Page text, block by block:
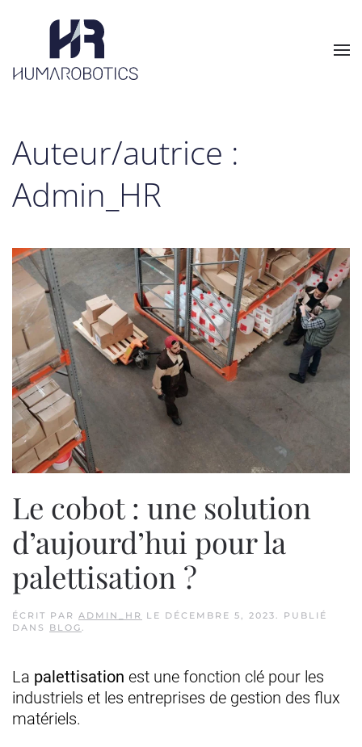
Skip to main content
Auteur/autrice :
Admin_HR
Le cobot : une solution
d’aujourd’hui pour la
palettisation ?
ÉCRIT PAR ADMIN_HR LE DÉCEMBRE 5, 2023
. PUBLIÉ
DANS BLOG
La palettisation est une fonction clé pour les
industriels et les entreprises de gestion des flux
matériels.